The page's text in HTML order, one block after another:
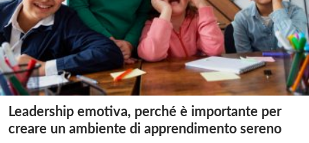
Leadership emotiva, perché è importante per
creare un ambiente di apprendimento sereno